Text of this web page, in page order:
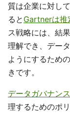
質は企業に対し
ると Gartnerは推
ス戦略には、結
理解でき、デー
ようにするため
きです。
データガバナンス
理するためのポ